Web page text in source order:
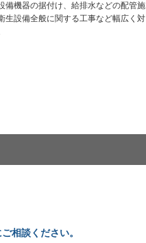
備機器の据付け、給排水などの配管施
生設備全般に関する工事など幅広く対
相談ください。